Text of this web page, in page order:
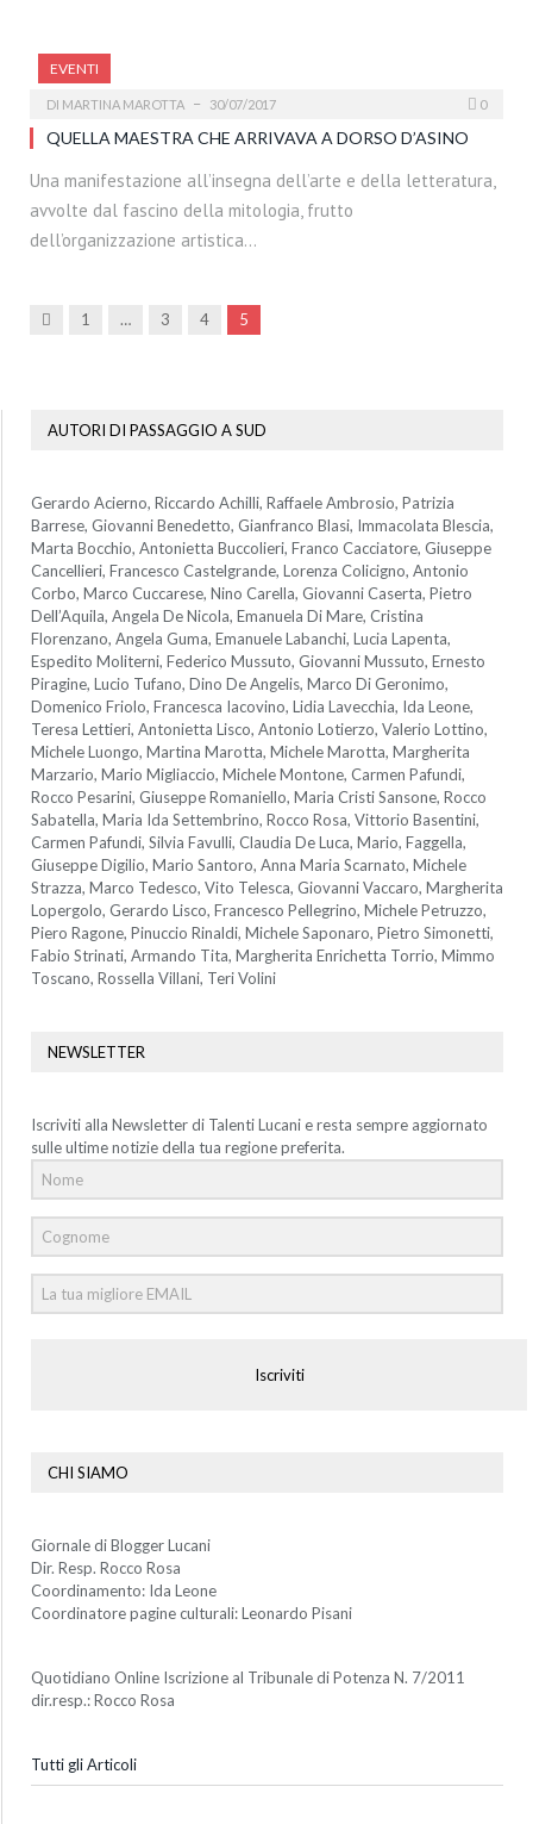
EVENTI
DI MARTINA MAROTTA 30/07/2017 0
QUELLA MAESTRA CHE ARRIVAVA A DORSO D’ASINO
Una manifestazione all’insegna dell’arte e della letteratura,
avvolte dal fascino della mitologia, frutto
dell’organizzazione artistica…
Precedenti
1 … 3 4 5
AUTORI DI PASSAGGIO A SUD
Gerardo Acierno, Riccardo Achilli, Raffaele Ambrosio, Patrizia
Barrese, Giovanni Benedetto, Gianfranco Blasi, Immacolata Blescia,
Marta Bocchio, Antonietta Buccolieri, Franco Cacciatore, Giuseppe
Cancellieri, Francesco Castelgrande, Lorenza Colicigno, Antonio
Corbo, Marco Cuccarese, Nino Carella, Giovanni Caserta, Pietro
Dell’Aquila, Angela De Nicola, Emanuela Di Mare, Cristina
Florenzano, Angela Guma, Emanuele Labanchi, Lucia Lapenta,
Espedito Moliterni, Federico Mussuto, Giovanni Mussuto, Ernesto
Piragine, Lucio Tufano, Dino De Angelis, Marco Di Geronimo,
Domenico Friolo, Francesca Iacovino, Lidia Lavecchia, Ida Leone,
Teresa Lettieri, Antonietta Lisco, Antonio Lotierzo, Valerio Lottino,
Michele Luongo, Martina Marotta, Michele Marotta, Margherita
Marzario, Mario Migliaccio, Michele Montone, Carmen Pafundi,
Rocco Pesarini, Giuseppe Romaniello, Maria Cristi Sansone, Rocco
Sabatella, Maria Ida Settembrino, Rocco Rosa, Vittorio Basentini,
Carmen Pafundi, Silvia Favulli, Claudia De Luca, Mario, Faggella,
Giuseppe Digilio, Mario Santoro, Anna Maria Scarnato, Michele
Strazza, Marco Tedesco, Vito Telesca, Giovanni Vaccaro, Margherita
Lopergolo, Gerardo Lisco, Francesco Pellegrino, Michele Petruzzo,
Piero Ragone, Pinuccio Rinaldi, Michele Saponaro, Pietro Simonetti,
Fabio Strinati, Armando Tita, Margherita Enrichetta Torrio, Mimmo
Toscano, Rossella Villani, Teri Volini
NEWSLETTER
Iscriviti alla Newsletter di Talenti Lucani e resta sempre aggiornato
sulle ultime notizie della tua regione preferita.
Iscriviti
CHI SIAMO
Giornale di Blogger Lucani
Dir. Resp. Rocco Rosa
Coordinamento: Ida Leone
Coordinatore pagine culturali: Leonardo Pisani
Quotidiano Online Iscrizione al Tribunale di Potenza N. 7/2011
dir.resp.: Rocco Rosa
Tutti gli Articoli